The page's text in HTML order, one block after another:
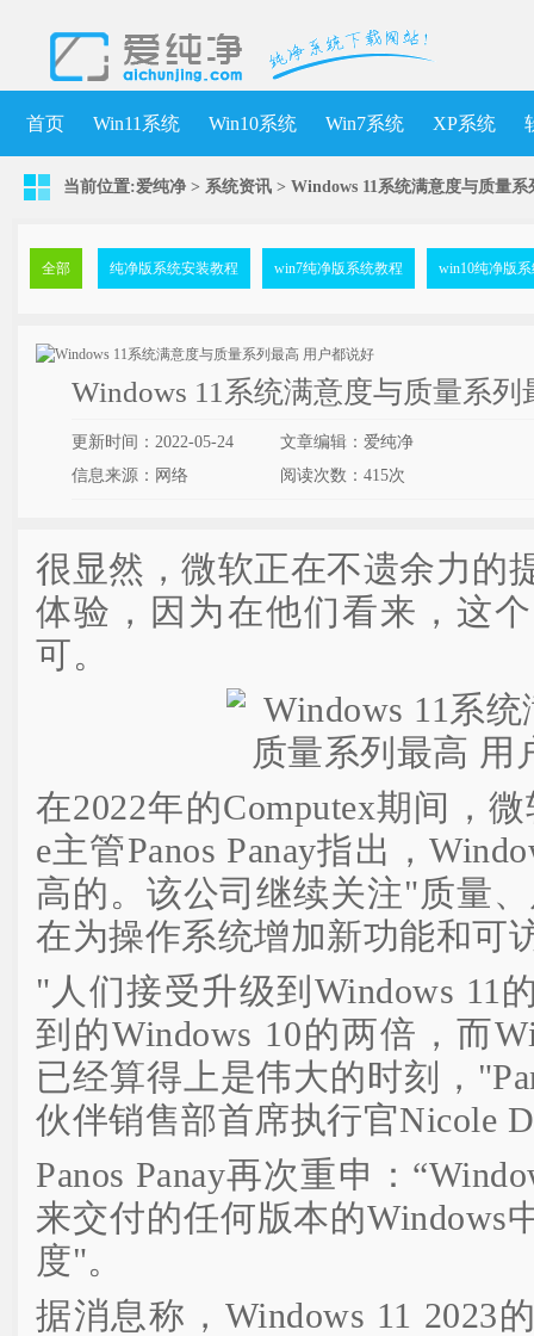
首页 Win11系统 Win10系统 Win7系统 XP系统
当前位置:爱纯净 > 系统资讯 > Windows 11系统满意度与质量
全部 纯净版系统安装教程 win7纯净版系统教程 win10纯净版
Windows 11系统满意度与质量系
更新时间：2022-05-24
文章编辑：爱纯净
信息来源：网络
阅读次数： 415次
很显然，微软正在不遗余力的
体验，因为在他们看来，这
可。
在2022年的Computex期间，
e主管Panos Panay指出，
高的。该公司继续关注"质量
在为操作系统增加新功能和可
"人们接受升级到Windows 11
到的Windows 10的两倍，而
已经算得上是伟大的时刻，
伙伴销售部首席执行官Nicole
Panos Panay再次重申：
来交付的任何版本的Windows
度"。
据消息称，Windows 11 2023